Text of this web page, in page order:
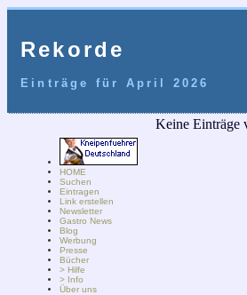
Rekorde
Einträge für April 2026
HOME
Suchen
Eintragen
Link erstellen
Newsletter
Gastro News
Blog
Werbung
Presse
Bücher
> Hilfe
> Info
Über uns
Keine Einträge